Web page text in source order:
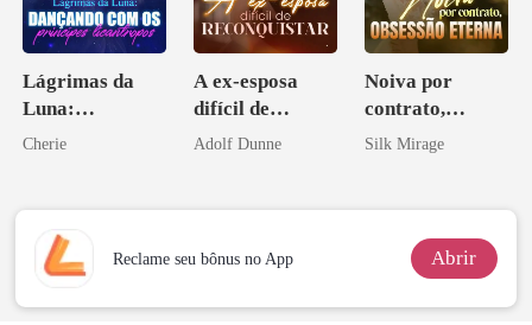
Lágrimas da
Luna:
Dançando com
Cherie
A ex-esposa
difícil de
reconquistar
Adolf Dunne
Noiva por
contrato,
obsessão eterna
Silk Mirage
Reclame seu bônus no App Abrir